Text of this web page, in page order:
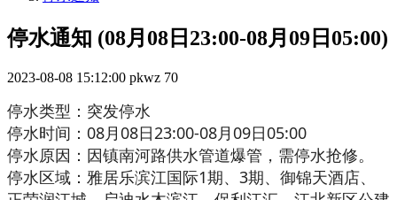
停水通知 (08月08日23:00-08月09日05:00)
2023-08-08 15:12:00 pkwz 70
停水类型：突发停水
停水时间：08月08日23:00-08月09日05:00
停水原因：因镇南河路供水管道爆管，需停水抢修。
停水区域：雅居乐滨江国际1期、3期、御锦天酒店、